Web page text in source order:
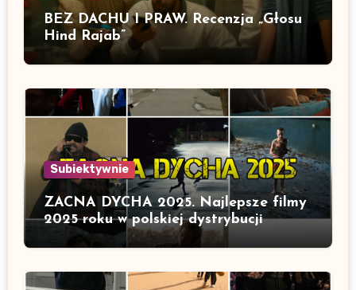
BEZ DACHU I PRAW. Recenzja „Głosu
Hind Rajab”
Subiektywnie
ZACNA DYCHA 2025. Najlepsze filmy
2025 roku w polskiej dystrybucji